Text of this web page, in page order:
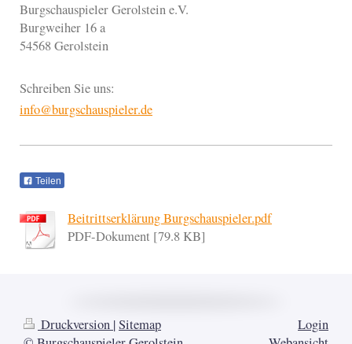
Burgschauspieler Gerolstein e.V.
Burgweiher 16 a
54568Gerolstein
Schreiben Sie uns:
info@burgschauspieler.de
Teilen
Beitrittserklärung Burgschauspieler.pdf
PDF-Dokument [79.8 KB]
Druckversion |Sitemap
Login